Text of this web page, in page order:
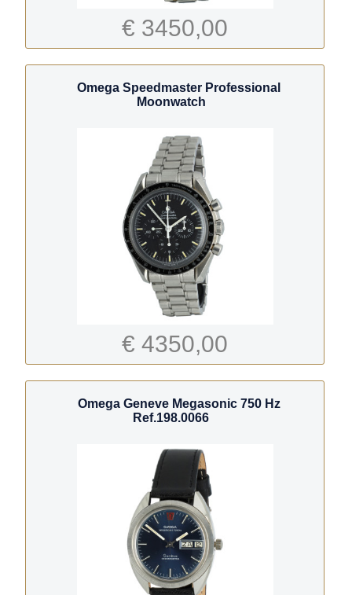
€ 3450,00
Omega Speedmaster Professional
Moonwatch
€ 4350,00
Omega Geneve Megasonic 750 Hz
Ref.198.0066